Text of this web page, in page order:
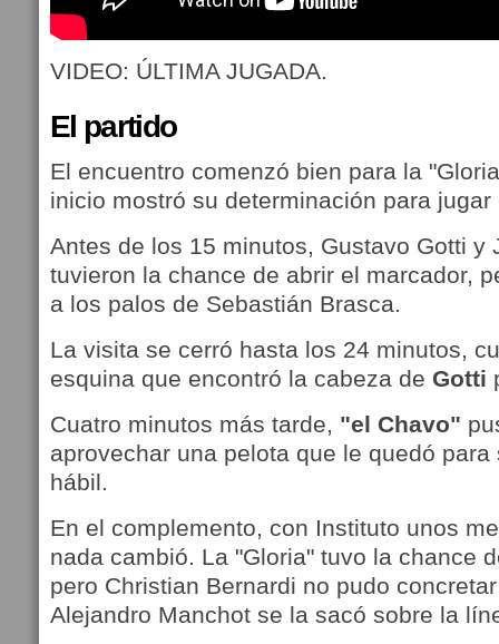
VIDEO: ÚLTIMA JUGADA.
El partido
El encuentro comenzó bien para la
inicio mostró su determinación para jugar
Antes de los 15 minutos, Gustavo Gotti y
tuvieron la chance de abrir el marcador,
a los palos de Sebastián Brasca.
La visita se cerró hasta los 24 minutos,
esquina que encontró la cabeza de Gotti
Cuatro minutos más tarde, "el Chavo"
aprovechar una pelota que le quedó
hábil.
En el complemento, con Instituto unos
nada cambió. La "Gloria" tuvo la chance
pero Christian Bernardi no pudo
Alejandro Manchot se la sacó sobre la